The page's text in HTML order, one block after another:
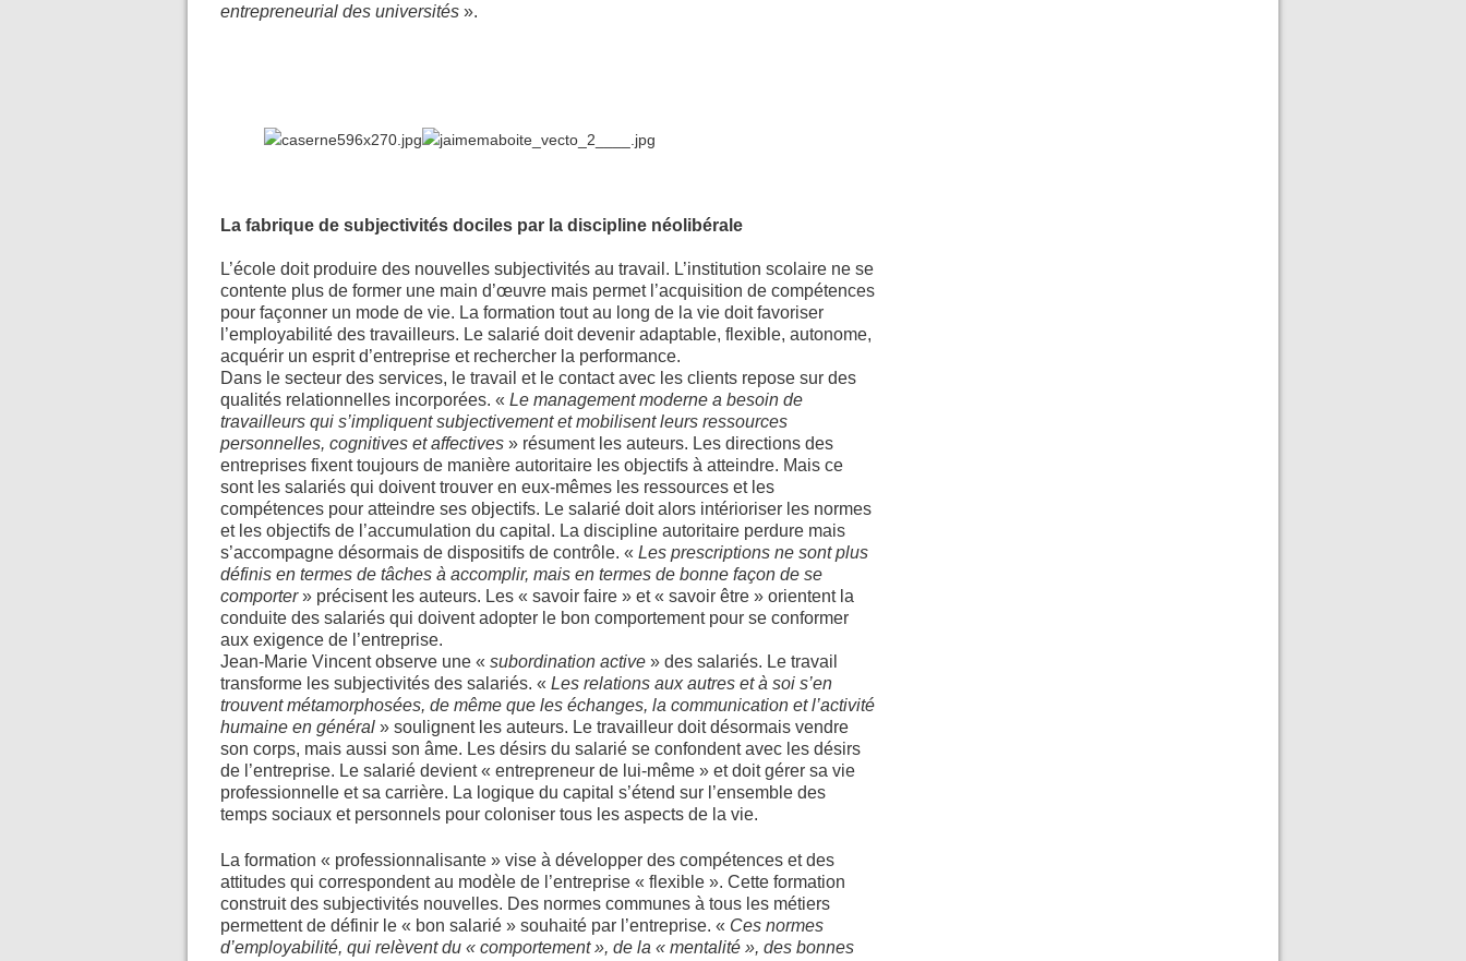
entrepreneurial des universités ».
La fabrique de subjectivités dociles par la discipline néolibérale
L’école doit produire des nouvelles subjectivités au travail. L’institution scolaire ne se
contente plus de former une main d’œuvre mais permet l’acquisition de compétences
pour façonner un mode de vie. La formation tout au long de la vie doit favoriser
l’employabilité des travailleurs. Le salarié doit devenir adaptable, flexible, autonome,
acquérir un esprit d’entreprise et rechercher la performance.
Dans le secteur des services, le travail et le contact avec les clients repose sur des
qualités relationnelles incorporées. « Le management moderne a besoin de
travailleurs qui s’impliquent subjectivement et mobilisent leurs ressources
personnelles, cognitives et affectives » résument les auteurs. Les directions des
entreprises fixent toujours de manière autoritaire les objectifs à atteindre. Mais ce
sont les salariés qui doivent trouver en eux-mêmes les ressources et les
compétences pour atteindre ses objectifs. Le salarié doit alors intérioriser les normes
et les objectifs de l’accumulation du capital. La discipline autoritaire perdure mais
s’accompagne désormais de dispositifs de contrôle. « Les prescriptions ne sont plus
définis en termes de tâches à accomplir, mais en termes de bonne façon de se
comporter» précisent les auteurs. Les « savoir faire » et « savoir être » orientent la
conduite des salariés qui doivent adopter le bon comportement pour se conformer
aux exigence de l’entreprise.
Jean-Marie Vincent observe une « subordination active » des salariés. Le travail
transforme les subjectivités des salariés. « Les relations aux autres et à soi s’en
trouvent métamorphosées, de même que les échanges, la communication et l’activité
humaine en général » soulignent les auteurs. Le travailleur doit désormais vendre
son corps, mais aussi son âme. Les désirs du salarié se confondent avec les désirs
de l’entreprise. Le salarié devient « entrepreneur de lui-même » et doit gérer sa vie
professionnelle et sa carrière. La logique du capital s’étend sur l’ensemble des
temps sociaux et personnels pour coloniser tous les aspects de la vie.
La formation « professionnalisante » vise à développer des compétences et des
attitudes qui correspondent au modèle de l’entreprise « flexible ». Cette formation
construit des subjectivités nouvelles. Des normes communes à tous les métiers
permettent de définir le « bon salarié » souhaité par l’entreprise. « Ces normes
d’employabilité, qui relèvent du « comportement », de la « mentalité », des bonnes